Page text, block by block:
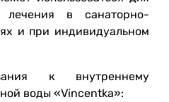
лечения в санаторно-
и при индивидуальном
к внутреннему
воды «Vincentka»: